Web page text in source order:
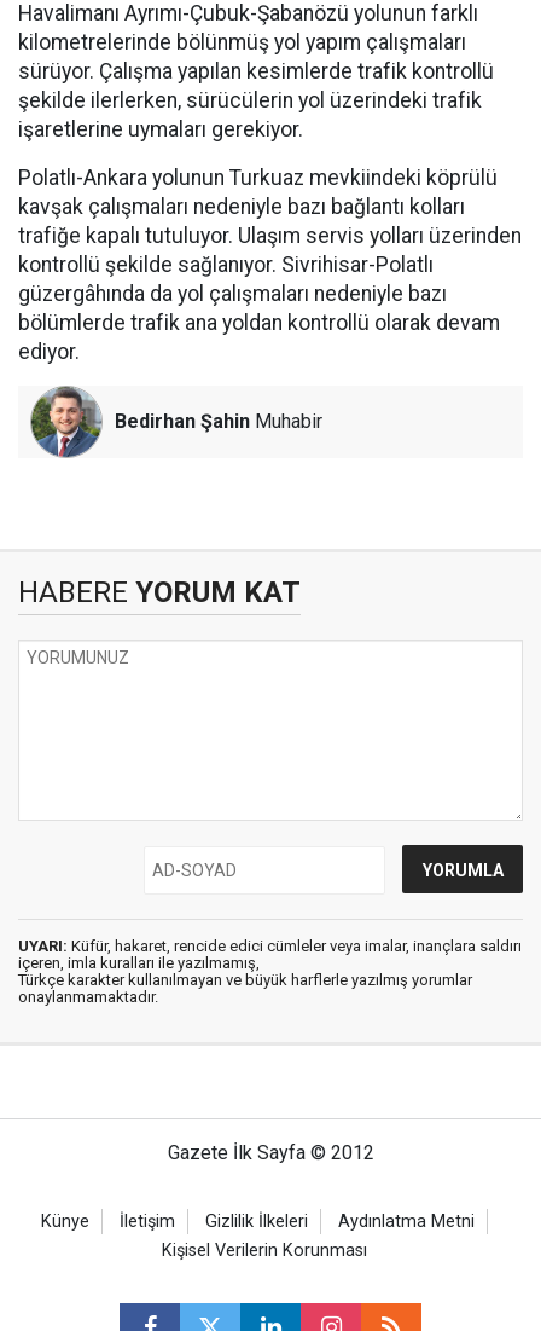
Havalimanı Ayrımı-Çubuk-Şabanözü yolunun farklı
kilometrelerinde bölünmüş yol yapım çalışmaları
sürüyor. Çalışma yapılan kesimlerde trafik kontrollü
şekilde ilerlerken, sürücülerin yol üzerindeki trafik
işaretlerine uymaları gerekiyor.
Polatlı-Ankara yolunun Turkuaz mevkiindeki köprülü
kavşak çalışmaları nedeniyle bazı bağlantı kolları
trafiğe kapalı tutuluyor. Ulaşım servis yolları üzerinden
kontrollü şekilde sağlanıyor. Sivrihisar-Polatlı
güzergâhında da yol çalışmaları nedeniyle bazı
bölümlerde trafik ana yoldan kontrollü olarak devam
ediyor.
Bedirhan Şahin Muhabir
HABERE YORUM KAT
UYARI: Küfür, hakaret, rencide edici cümleler veya imalar, inançlara saldırı
içeren, imla kuralları ile yazılmamış,
Türkçe karakter kullanılmayan ve büyük harflerle yazılmış yorumlar
onaylanmamaktadır.
Gazete İlk Sayfa © 2012
Künye İletişim Gizlilik İlkeleri
Aydınlatma Metni
Kişisel Verilerin Korunması